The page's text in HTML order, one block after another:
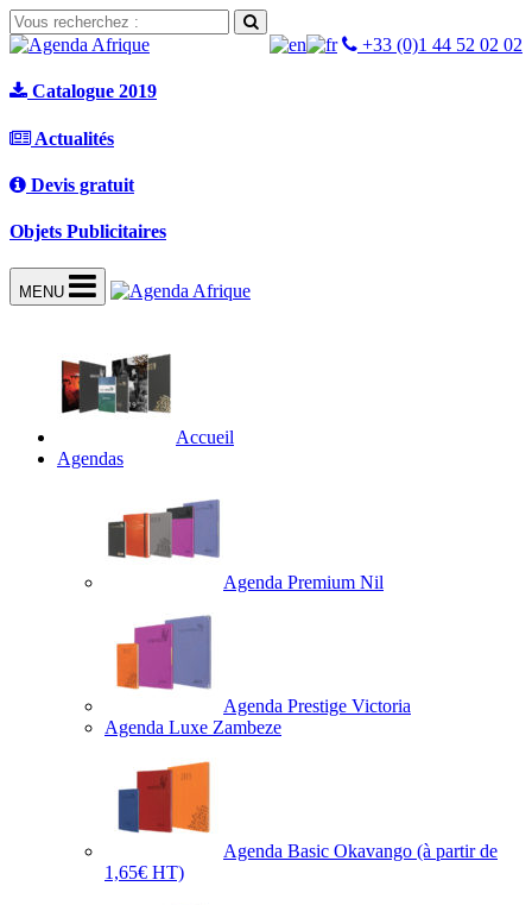
+33 (0)1 44 52 02 02
Catalogue 2019
Actualités
Devis gratuit
Objets Publicitaires
MENU
Accueil
Agendas
Agenda Premium Nil
Agenda Prestige Victoria
Agenda Luxe Zambeze
Agenda Basic Okavango (à partir de
1,65€ HT)